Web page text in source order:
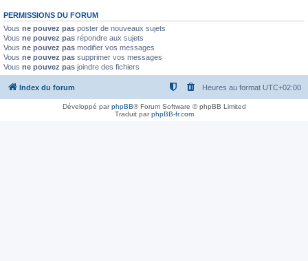
PERMISSIONS DU FORUM
Vous ne pouvez pas poster de nouveaux sujets
Vous ne pouvez pas répondre aux sujets
Vous ne pouvez pas modifier vos messages
Vous ne pouvez pas supprimer vos messages
Vous ne pouvez pas joindre des fichiers
Index du forum Heures au format UTC+02:00
Développé parphpBB® Forum Software © phpBB Limited
Traduit parphpBB-fr.com